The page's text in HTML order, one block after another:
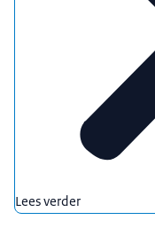
Lees verder